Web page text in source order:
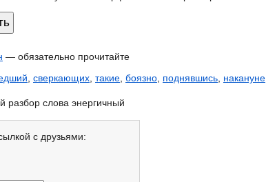
— обязательно прочитайте
сверкающих такие боязно поднявшись накануне
разбор слова энергичный
с друзьями: